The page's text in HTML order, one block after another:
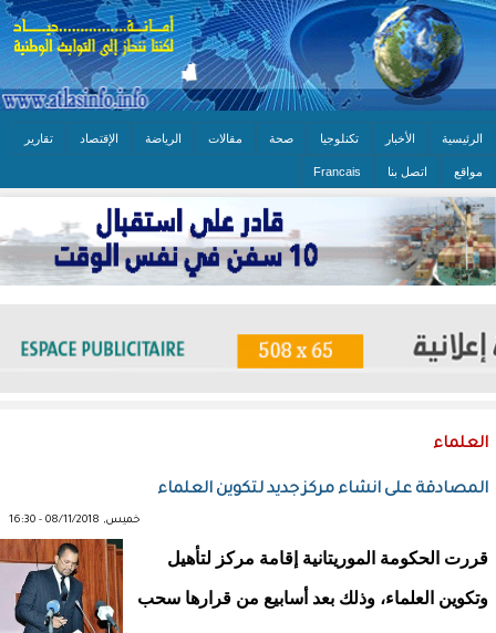
الرئيسية الأخبار تكنلوجيا صحة مقالات الرياضة الإقتصاد تقارير
مواقع اتصل بنا Francais
العلماء
المصادقة على انشاء مركز جديد لتكوين العلماء
خميس, 08/11/2018 - 16:30
قررت الحكومة الموريتانية إقامة مركز لتأهيل
وتكوين العلماء، وذلك بعد أسابيع من قرارها سحب